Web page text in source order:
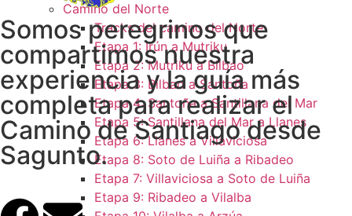
Camino del Norte
Tracks del camino del Norte
Etapa 1: Irún a Mutriku
Etapa 2: Mutriku a Bilbao
Etapa 3: Bilbao a Santoña
Etapa 4: Santoña a Santillana del Mar
Etapa 5: Santillana del Mar a Llanes
Etapa 6: Llanes a Villaviciosa
Etapa 8: Soto de Luiña a Ribadeo
Etapa 7: Villaviciosa a Soto de Luiña
Etapa 9: Ribadeo a Vilalba
Somos peregrinos que
compartimos nuestra
experiencia y la guía más
completa para realizar el
Camino de Santiago desde
Sagunto.